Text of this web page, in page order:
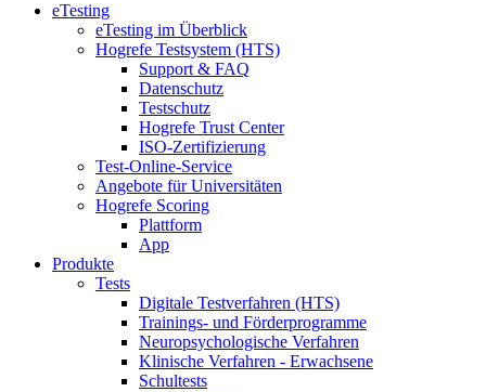
eTesting
eTesting im Überblick
Hogrefe Testsystem (HTS)
Support & FAQ
Datenschutz
Testschutz
Hogrefe Trust Center
ISO-Zertifizierung
Test-Online-Service
Angebote für Universitäten
Hogrefe Scoring
Plattform
App
Produkte
Tests
Digitale Testverfahren (HTS)
Trainings- und Förderprogramme
Neuropsychologische Verfahren
Klinische Verfahren - Erwachsene
Schultests